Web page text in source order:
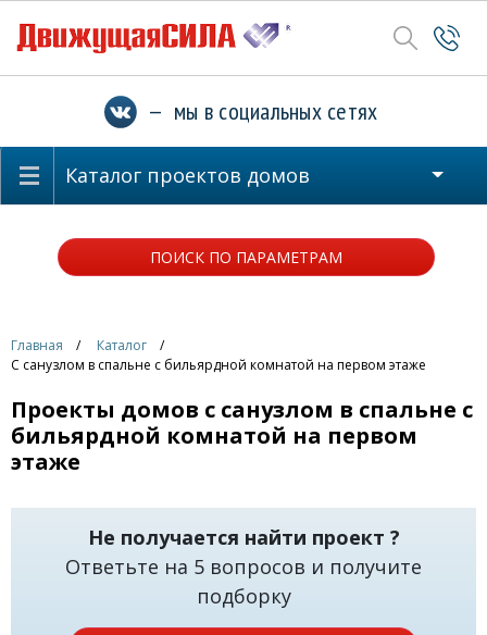
— мы в социальных сетях
Каталог проектов домов
ПОИСК ПО ПАРАМЕТРАМ
Главная
Каталог
С санузлом в спальне с бильярдной комнатой на первом этаже
Проекты домов с санузлом в спальне с
бильярдной комнатой на первом
этаже
Не получается найти проект ?
Ответьте на 5 вопросов и получите
подборку